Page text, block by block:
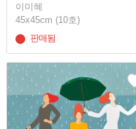
이미혜
45x45cm (10호)
판매됨